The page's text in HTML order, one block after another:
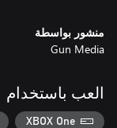
منشور بواسطة
Gun Media
العب باستخدام
XBOX One